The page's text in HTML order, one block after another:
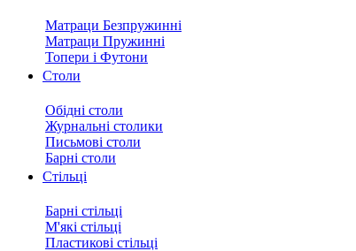
Матраци Безпружинні
Матраци Пружинні
Топери і Футони
Столи
Обідні столи
Журнальні столики
Письмові столи
Барні столи
Стільці
Барні стільці
М'які стільці
Пластикові стільці